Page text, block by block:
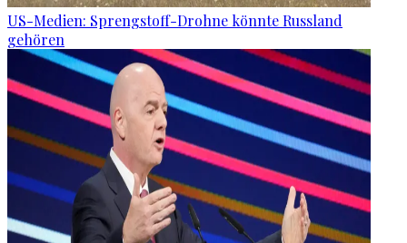
US-Medien: Sprengstoff-Drohne könnte Russland
gehören